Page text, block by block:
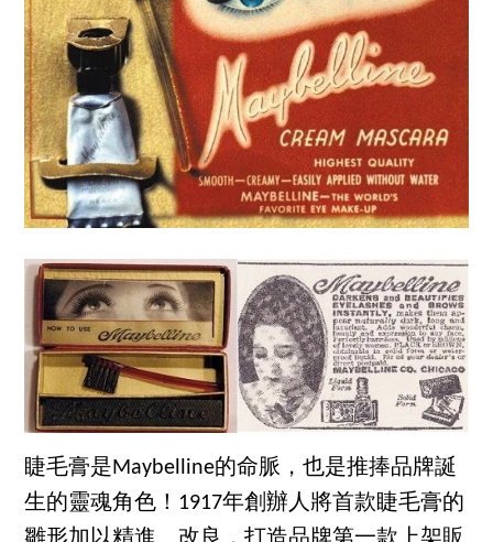
睫毛膏是Maybelline的命脈，也是推捧品牌誕
生的靈魂角色！1917年創辦人將首款睫毛膏的